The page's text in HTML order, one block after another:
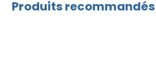
Produits recommandés